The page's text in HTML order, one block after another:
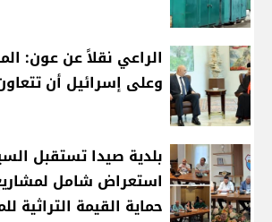
الراعي نقلاً عن عون:
وعلى إسرائيل أن
بلدية صيدا تستقبل
استعراض شامل
حماية القيمة التراثية